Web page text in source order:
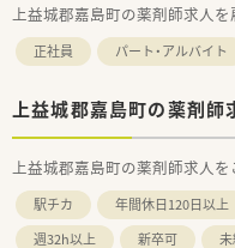
上益城郡嘉島町の薬剤師求人を
正社員 パート・アルバイト
上益城郡嘉島町の薬剤師
上益城郡嘉島町の薬剤師求人を
駅チカ 年間休日120日以上
週32h以上
新卒可